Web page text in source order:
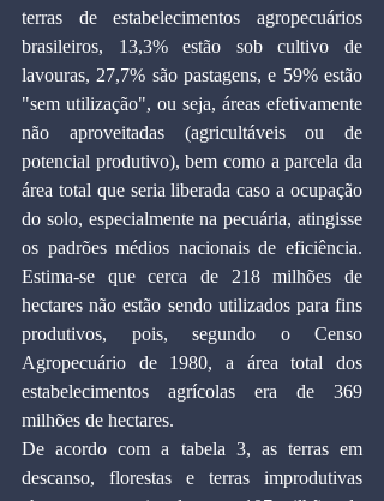
terras de estabelecimentos agropecuários
brasileiros, 13,3% estão sob cultivo de
lavouras, 27,7% são pastagens, e 59% estão
"sem utilização", ou seja, áreas efetivamente
não aproveitadas (agricultáveis ou de
potencial produtivo), bem como a parcela da
área total que seria liberada caso a ocupação
do solo, especialmente na pecuária, atingisse
os padrões médios nacionais de eficiência.
Estima-se que cerca de 218 milhões de
hectares não estão sendo utilizados para fins
produtivos, pois, segundo o Censo
Agropecuário de 1980, a área total dos
estabelecimentos agrícolas era de 369
milhões de hectares.
De acordo com a tabela 3, as terras em
descanso, florestas e terras improdutivas